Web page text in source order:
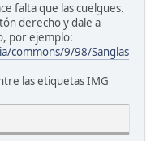
falta que las cuelgues.
derecho y dale a
por ejemplo:
commons/9/98/Sanglas
las etiquetas IMG